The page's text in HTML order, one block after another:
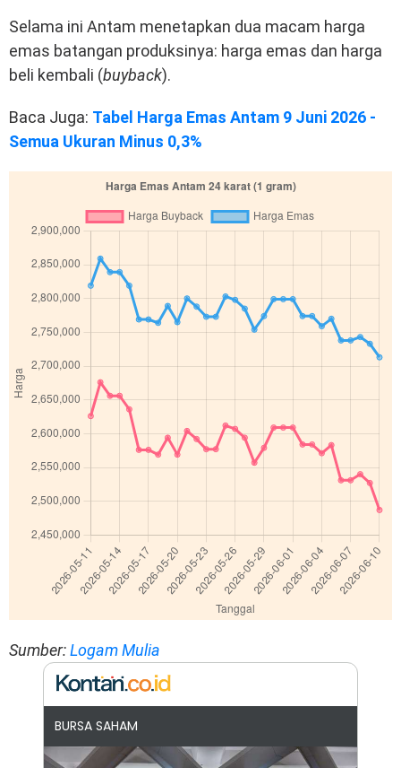
Selama ini Antam menetapkan dua macam harga
emas batangan produksinya: harga emas dan harga
beli kembali (buyback).
Baca Juga: Tabel Harga Emas Antam 9 Juni 2026 -
Semua Ukuran Minus 0,3%
Sumber:Logam Mulia
BURSA SAHAM